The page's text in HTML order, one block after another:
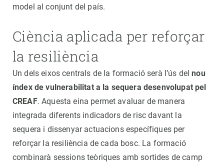
model al conjunt del país.
Ciència aplicada per reforçar
la resiliència
Un dels eixos centrals de la formació serà l’ús delnou
índex de vulnerabilitat a la sequera desenvolupat pel
CREAF. Aquesta eina permet avaluar de manera
integrada diferents indicadors de risc davant la
sequera i dissenyar actuacions específiques per
reforçar la resiliència de cada bosc. La formació
combinarà sessions teòriques amb sortides de camp